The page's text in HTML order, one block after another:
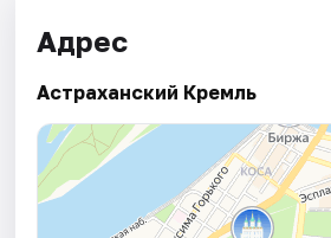
Адрес
Астраханский Кремль